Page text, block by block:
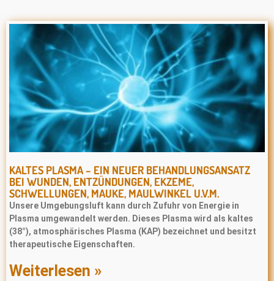
KALTES PLASMA – EIN NEUER BEHANDLUNGSANSATZ
BEI WUNDEN, ENTZÜNDUNGEN, EKZEME,
SCHWELLUNGEN, MAUKE, MAULWINKEL U.V.M.
Unsere Umgebungsluft kann durch Zufuhr von Energie in
Plasma umgewandelt werden. Dieses Plasma wird als kaltes
(38°), atmosphärisches Plasma (KAP) bezeichnet und besitzt
therapeutische Eigenschaften.
Weiterlesen »